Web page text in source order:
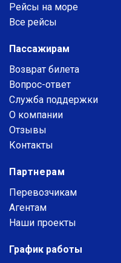
Рейсы на море
Все рейсы
Пассажирам
Возврат билета
Вопрос-ответ
Служба поддержки
О компании
Отзывы
Контакты
Партнерам
Перевозчикам
Агентам
Наши проекты
График работы